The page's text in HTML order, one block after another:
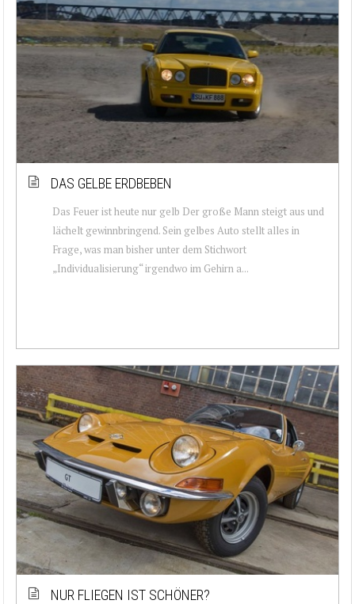
DAS GELBE ERDBEBEN
Das Feuer ist heute nur gelb Der große Mann steigt aus und
lächelt gewinnbringend. Sein gelbes Auto stellt alles in
Frage, was man bisher unter dem Stichwort
„Individualisierung“ irgendwo im Gehirn a...
NUR FLIEGEN IST SCHÖNER?